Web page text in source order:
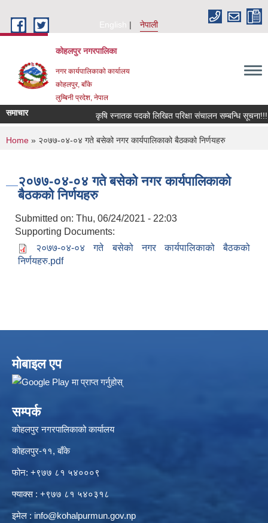
English
नेपाली
कोहलपुर नगरपालिका
नगर कार्यपालिकाको कार्यालय
कोहलपुर, बाँके
लुम्बिनी प्रदेश, नेपाल
समाचार कृषि स्नातक पदको लिखित परिक्षा संचालन सम्बन्धि सूचना!!!
You are here
Home » २०७७-०४-०४ गते बसेको नगर कार्यपालिकाको बैठकको निर्णयहरु
२०७७-०४-०४ गते बसेको नगर कार्यपालिकाको
बैठकको निर्णयहरु
Submitted on: Thu, 06/24/2021 - 22:03
Supporting Documents:
२०७७-०४-०४ गते बसेको नगर कार्यपालिकाको बैठकको
निर्णयहरु.pdf
मोबाइल एप
सम्पर्क
कोहलपुर नगरपालिकाको कार्यालय
कोहलपुर-११, बाँके
फोन: +९७७ ८१ ५४०००९
फ्याक्स : +९७७ ८१ ५४०३१८
इमेल : info@kohalpurmun.gov.np